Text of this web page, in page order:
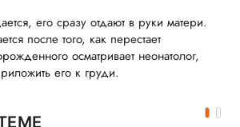
его сразу отдают в руки матери.
после того, как перестает
осматривает неонатолог,
его к груди.